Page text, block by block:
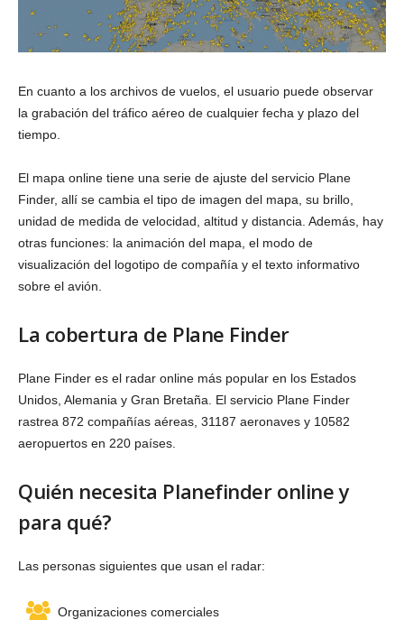
En cuanto a los archivos de vuelos, el usuario puede observar
la grabación del tráfico aéreo de cualquier fecha y plazo del
tiempo.
El mapa online tiene una serie de ajuste del servicio Plane
Finder, allí se cambia el tipo de imagen del mapa, su brillo,
unidad de medida de velocidad, altitud y distancia. Además, hay
otras funciones: la animación del mapa, el modo de
visualización del logotipo de compañía y el texto informativo
sobre el avión.
La cobertura de Plane Finder
Plane Finder es el radar online más popular en los Estados
Unidos, Alemania y Gran Bretaña. El servicio Plane Finder
rastrea 872 compañías aéreas, 31187 aeronaves y 10582
aeropuertos en 220 países.
Quién necesita Planefinder online y
para qué?
Las personas siguientes que usan el radar:
Organizaciones comerciales